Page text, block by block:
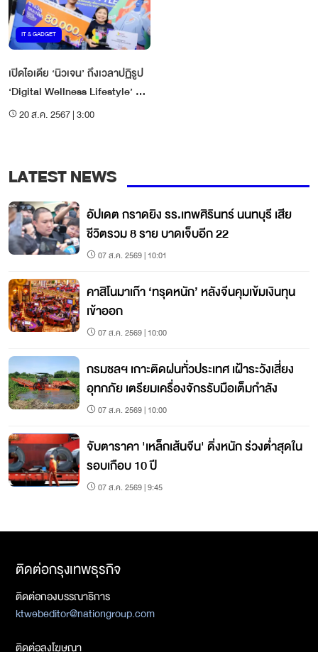
IT & GADGET
เปิดไอเดีย ‘นิวเจน’ ถึงเวลาปฏิรูป
‘Digital Wellness Lifestyle’ คน
ไทย20 ส.ค. 2567 | 3:00
LATEST NEWS
อัปเดต กราดยิง รร.เทพศิรินทร์ นนทบุรี เสีย
ชีวิตรวม 8 ราย บาดเจ็บอีก 22
07 ส.ค. 2569 | 10:01
คาสิโนมาเก๊า ‘ทรุดหนัก’ หลังจีนคุมเข้มเงินทุน
เข้าออก
07 ส.ค. 2569 | 10:00
กรมชลฯ เกาะติดฝนทั่วประเทศ เฝ้าระวังเสี่ยง
อุทกภัย เตรียมเครื่องจักรรับมือเต็มกำลัง
07 ส.ค. 2569 | 10:00
จับตาราคา 'เหล็กเส้นจีน' ดิ่งหนัก ร่วงต่ำสุดใน
รอบเกือบ 10 ปี
07 ส.ค. 2569 | 9:45
ติดต่อกรุงเทพธุรกิจ
ติดต่อกองบรรณาธิการ
ktwebeditor@nationgroup.com
ติดต่อลงโฆษณา